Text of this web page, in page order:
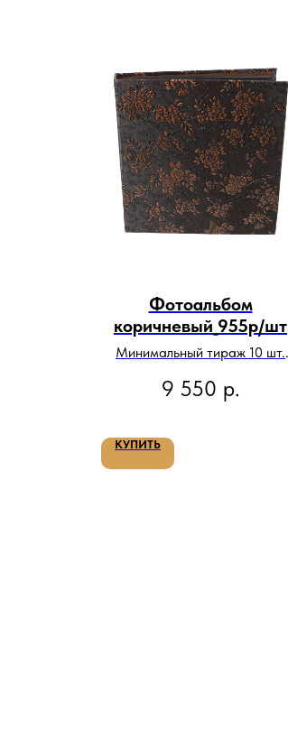
Фотоальбом
коричневый_955р/шт
Минимальный тираж 10 шт.
9 550 р.
КУПИТЬ